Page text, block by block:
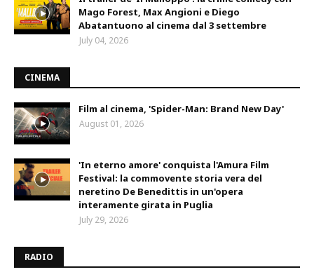
Mago Forest, Max Angioni e Diego
Abatantuono al cinema dal 3 settembre
July 04, 2026
CINEMA
Film al cinema, 'Spider-Man: Brand New Day'
August 01, 2026
'In eterno amore' conquista l'Amura Film
Festival: la commovente storia vera del
neretino De Benedittis in un'opera
interamente girata in Puglia
July 29, 2026
RADIO